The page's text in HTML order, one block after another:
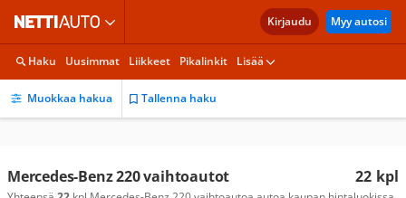
Kirjaudu Myy autosi
Haku Uusimmat Liikkeet Pikalinkit Lisää
Muokkaa hakua Tallenna haku
22 kpl
Mercedes-Benz 220 vaihtoautot